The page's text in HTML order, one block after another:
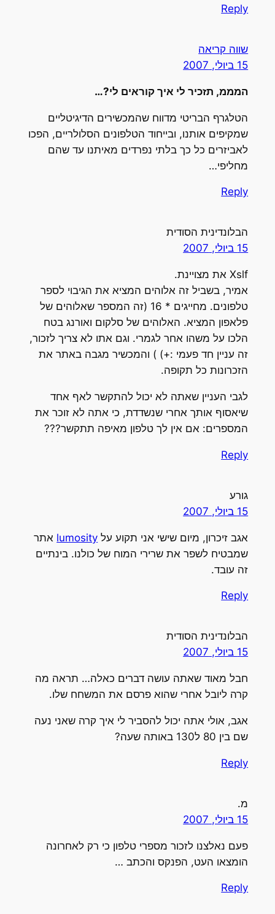
Reply
שווה קריאה
15 ביולי, 2007
המממ, תזכיר לי איך קוראים לי?…
הטלגרף הבריטי מדווח שהמכשירים הדיגיטליים
שמקיפים אותנו, ובייחוד הטלפונים הסלולריים, הפכו
לאביזרים כל כך בלתי נפרדים מאיתנו עד שהם
מחליפי…
Reply
הבלונדינית הסודית
15 ביולי, 2007
Xslf את מצויינת.
אמיר, בשביל זה אלוהים המציא את הגיבוי לספר
טלפונים. מחייגים * 16 (זה המספר שאלוהים של
פלאפון המציא. האלוהים של סלקום ואורנג בטח
הלכו על משהו אחר לגמרי. וגם אתו לא צריך לזכור,
זה עניין חד פעמי :+) ) והמכשיר מגבה באתר את
הזכרונות כל תקופה.
לגבי העניין שאתה לא יכול להתקשר לאף אחד
שיאסוף אותך אחרי שנשדדת, כי אתה לא זוכר את
המספרים: אם אין לך טלפון מאיפה תתקשר???
Reply
גורע
15 ביולי, 2007
אגב זיכרון, מיום שישי אני תקוע על lumosity אתר
שמבטיח לשפר את שרירי המוח של כולנו. בינתיים
זה עובד.
Reply
הבלונדינית הסודית
15 ביולי, 2007
חבל מאוד שאתה עושה דברים כאלה… תראה מה
קרה ליובל אחרי שהוא פרסם את המשחח שלו.
אגב, אולי אתה יכול להסביר לי איך קרה שאני נעה
שם בין 80 ל130 באותה שעה?
Reply
מ.
15 ביולי, 2007
פעם נאלצנו לזכור מספרי טלפון כי רק לאחרונה
הומצאו העט, הפנקס והכתב …
Reply